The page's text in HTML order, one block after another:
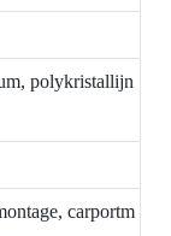
polykristallijn
carportm